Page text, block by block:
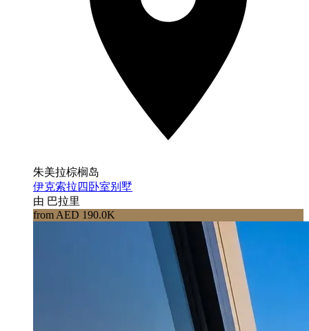
朱美拉棕榈岛
伊克索拉四卧室别墅
由 巴拉里
from AED 190.0K